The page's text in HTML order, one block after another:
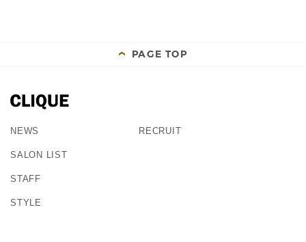
PAGE TOP
NEWS
SALON LIST
STAFF
STYLE
RECRUIT